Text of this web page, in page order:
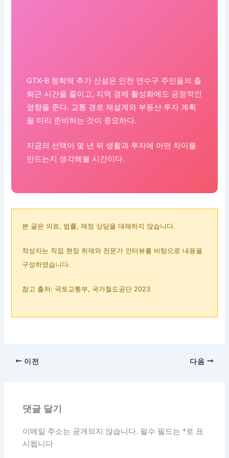
GTX-B 청학역 추가 신설은 인천 연수구 주민들의 출
퇴근 시간을 줄이고, 지역 경제 활성화에도 긍정적인
영향을 준다. 교통 경로 재설계와 부동산 투자 계획
을 미리 준비하는 것이 중요하다.
지금의 선택이 몇 년 뒤 생활과 투자에 어떤 차이를
만드는지 생각해볼 시간이다.
본 글은 의료, 법률, 재정 상담을 대체하지 않습니다.
작성자는 직접 현장 취재와 전문가 인터뷰를 바탕으로 내용을
구성하였습니다.
참고 출처: 국토교통부, 국가철도공단 2023
이전 다음
댓글 달기
이메일 주소는 공개되지 않습니다. 필수 필드는 *로 표
시됩니다